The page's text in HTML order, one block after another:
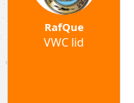
RafQue
VWC lid